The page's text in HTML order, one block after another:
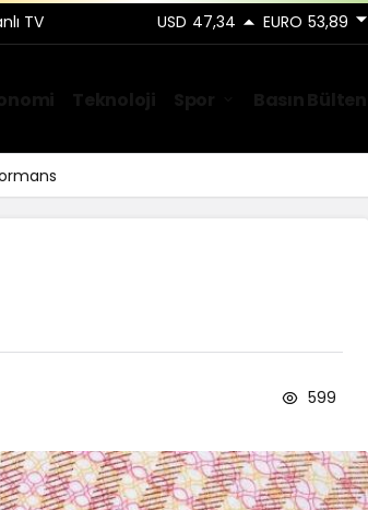
TV USD 47,34 EURO 53,89
599